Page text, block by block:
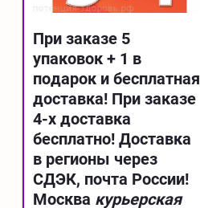
При заказе 5
упаковок + 1 в
подарок и бесплатная
доставка! При заказе
4-х доставка
бесплатно! Доставка
в регионы через
СДЭК, почта России!
Москва курьерская